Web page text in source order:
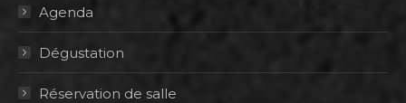
Agenda
Dégustation
Réservation de salle